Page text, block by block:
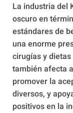
La industria del
oscuro en
estándares de
una enorme
cirugías y
también afecta
promover la
diversos, y
positivos en la